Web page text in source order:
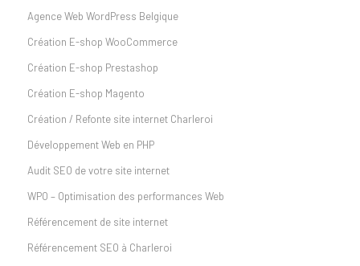
Agence Web WordPress Belgique
Création E-shop WooCommerce
Création E-shop Prestashop
Création E-shop Magento
Création / Refonte site internet Charleroi
Développement Web en PHP
Audit SEO de votre site internet
WPO – Optimisation des performances Web
Référencement de site internet
Référencement SEO à Charleroi